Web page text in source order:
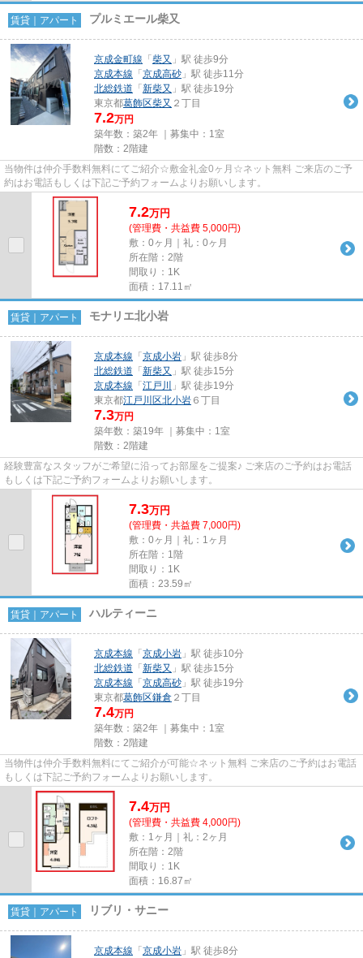
賃貸｜アパート プルミエール柴又
京成金町線 「 柴又 」駅 徒歩9分
京成本線 「 京成高砂 」駅 徒歩11分
北総鉄道 「 新柴又 」駅 徒歩19分
東京都葛飾区柴又 ２丁目
7.2万円
築年数：築2年 ｜募集中： 1室
階数：2階建
当物件は仲介手数料無料にてご紹介☆敷金礼金0ヶ月☆ネット無料 ご来店のご予
約はお電話もしくは下記ご予約フォームよりお願いします。
7.2万円
(管理費・共益費 5,000円)
敷：0ヶ月｜礼：0ヶ月
所在階：2階
間取り：1K
面積：17.11㎡
賃貸｜アパート モナリエ北小岩
京成本線 「 京成小岩 」駅 徒歩8分
北総鉄道 「 新柴又 」駅 徒歩15分
京成本線 「 江戸川
」駅 徒歩19分
東京都江戸川区北小岩 ６丁目
7.3万円
築年数：築19年 ｜募集中： 1室
階数：2階建
経験豊富なスタッフがご希望に沿ってお部屋をご提案♪ ご来店のご予約はお電話
もしくは下記ご予約フォームよりお願いします。
7.3万円
(管理費・共益費 7,000円)
敷：0ヶ月｜礼：1ヶ月
所在階：1階
間取り：1K
面積：23.59㎡
賃貸｜アパート ハルティーニ
京成本線 「 京成小岩 」駅 徒歩10分
北総鉄道 「 新柴又 」駅 徒歩15分
京成本線 「 京成高砂 」駅 徒歩19分
東京都葛飾区鎌倉 ２丁目
7.4万円
築年数：築2年 ｜募集中： 1室
階数：2階建
当物件は仲介手数料無料にてご紹介が可能☆ネット無料 ご来店のご予約はお電話
もしくは下記ご予約フォームよりお願いします。
7.4万円
(管理費・共益費 4,000円)
敷：1ヶ月｜礼：2ヶ月
所在階：2階
間取り：1K
面積：16.87㎡
賃貸｜アパート リブリ・サニー
京成本線 「 京成小岩 」駅 徒歩8分